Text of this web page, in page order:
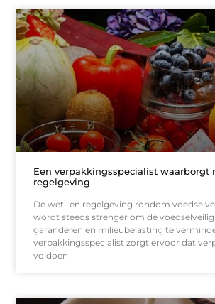
Een verpakkingsspecialist waarborgt
regelgeving
De wet- en regelgeving rondom
wordt steeds strenger om de
garanderen en milieubelasting te
verpakkingsspecialist zorgt ervoor dat
voldoen